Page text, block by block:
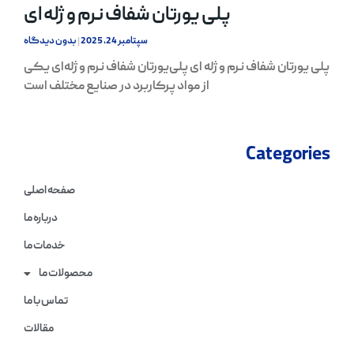
پلی یورتان شفاف نرم و ژله ای
سپتامبر 24, 2025 بدون دیدگاه
پلی یورتان شفاف نرم و ژله ای پلی‌یورتان شفاف نرم و ژله‌ای یکی
از مواد پرکاربرد در صنایع مختلف است
Categories
صفحه اصلی
درباره ما
خدمات ما
محصولات ما
تماس با ما
مقالات